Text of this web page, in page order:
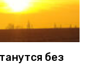
без